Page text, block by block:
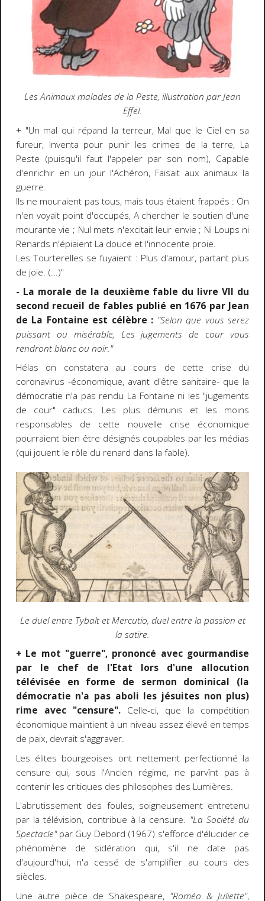
Les Animaux malades de la Peste, illustration par Jean
Effel.
+ "Un mal qui répand la terreur, Mal que le Ciel en sa
fureur, Inventa pour punir les crimes de la terre, La
Peste (puisqu'il faut l'appeler par son nom), Capable
d'enrichir en un jour l'Achéron, Faisait aux animaux la
guerre.
Ils ne mouraient pas tous, mais tous étaient frappés : On
n'en voyait point d'occupés, A chercher le soutien d'une
mourante vie ; Nul mets n'excitait leur envie ; Ni Loups ni
Renards n'épiaient La douce et l'innocente proie.
Les Tourterelles se fuyaient : Plus d'amour, partant plus
de joie. (...)"
- La morale de la deuxième fable du livre VII du
second recueil de fables publié en 1676 par Jean
de La Fontaine est célèbre : "Selon que vous serez
puissant ou misérable, Les jugements de cour vous
rendront blanc ou noir."
Hélas on constatera au cours de cette crise du
coronavirus -économique, avant d'être sanitaire- que la
démocratie n'a pas rendu La Fontaine ni les "jugements
de cour" caducs. Les plus démunis et les moins
responsables de cette nouvelle crise économique
pourraient bien être désignés coupables par les médias
(qui jouent le rôle du renard dans la fable).
Le duel entre Tybalt et Mercutio, duel entre la passion et
la satire.
+ Le mot "guerre", prononcé avec gourmandise
par le chef de l'Etat lors d'une allocution
télévisée en forme de sermon dominical (la
démocratie n'a pas aboli les jésuites non plus)
rime avec "censure".Celle-ci, que la compétition
économique maintient à un niveau assez élevé en temps
de paix, devrait s'aggraver.
Les élites bourgeoises ont nettement perfectionné la
censure qui, sous l'Ancien régime, ne parvînt pas à
contenir les critiques des philosophes des Lumières.
L'abrutissement des foules, soigneusement entretenu
par la télévision, contribue à la censure. "La Société du
Spectacle"par Guy Debord (1967) s'efforce d'élucider ce
phénomène de sidération qui, s'il ne date pas
d'aujourd'hui, n'a cessé de s'amplifier au cours des
siècles.
Une autre pièce de Shakespeare, "Roméo & Juliette",